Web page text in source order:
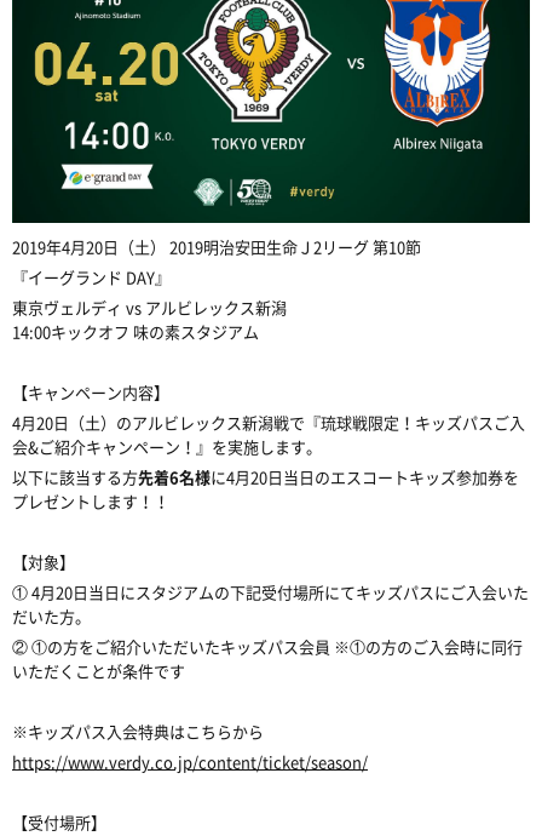
2019年4月20日（土） 2019明治安田生命Ｊ2リーグ 第10節
『イーグランド DAY』
東京ヴェルディ vs アルビレックス新潟
14:00キックオフ 味の素スタジアム
【キャンペーン内容】
4月20日（土）のアルビレックス新潟戦で『琉球戦限定！キッズパスご入
会&ご紹介キャンペーン！』を実施します。
以下に該当する方先着6名様に4月20日当日のエスコートキッズ参加券を
プレゼントします！！
【対象】
① 4月20日当日にスタジアムの下記受付場所にてキッズパスにご入会いた
だいた方。
② ①の方をご紹介いただいたキッズパス会員 ※①の方のご入会時に同行
いただくことが条件です
※キッズパス入会特典はこちらから
https://www.verdy.co.jp/content/ticket/season/
【受付場所】